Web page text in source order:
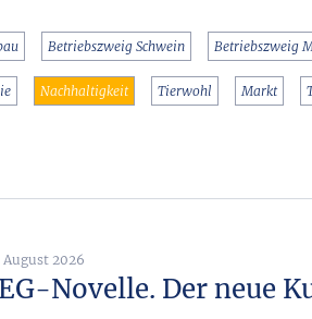
Betriebszweig Schwein Betriebszweig
Nachhaltigkeit Tierwohl Markt
August 2026
Novelle. Der neue